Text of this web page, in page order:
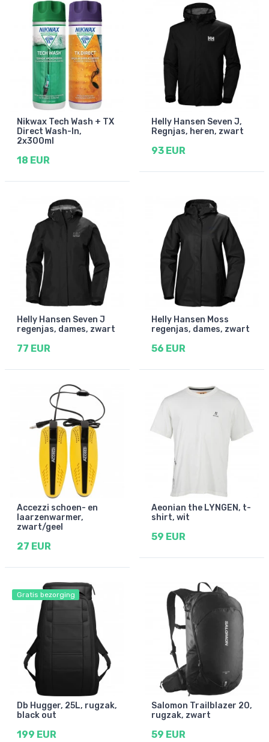
Nikwax Tech Wash + TX
Direct Wash-In,
2x300ml
18 EUR
Helly Hansen Seven J,
Regnjas, heren, zwart
93 EUR
Helly Hansen Seven J
regenjas, dames, zwart
77 EUR
Helly Hansen Moss
regenjas, dames, zwart
56 EUR
Accezzi schoen- en
laarzenwarmer,
zwart/geel
27 EUR
Aeonian the LYNGEN, t-
shirt, wit
59 EUR
Gratis bezorging
Db Hugger, 25L, rugzak,
black out
199 EUR
Salomon Trailblazer 20,
rugzak, zwart
59 EUR